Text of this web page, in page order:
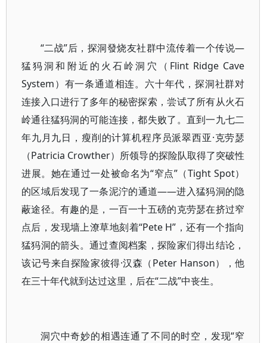
“二战”后，探洞發烧友社群中流传着一个传说—
猛犸洞和附近的火石岭洞穴（Flint Ridge Cave
System）有一条通道相连。六十年代，探洞社群对
连接入口进行了多年的秘密探索，尝试了所有从火石
岭通往猛犸洞的可能连接，都失败了。直到一九七二
年九月九日，瘦削的计算机程序员派翠西亚·克劳瑟
（Patricia Crowther）所领导的探险队取得了突破性
进展。她在通过一处被命名为“窄点”（Tight Spot）
的区域后发现了一条泥泞的通道——进入猛犸洞的隐
蔽途径。有趣的是，一百一十五磅的克劳瑟在挤过窄
点后，发现墙上潦草地刻着“Pete H”，还有一个指向
猛犸洞的箭头。通过查阅档案，探险家们得出结论，
该记号来自探险家彼得·汉森（Peter Hanson），他
在三十年代就到达过这里，后在“二战”中丧生。
洞穴中奇妙的相遇连通了不同的时空，发现“窄